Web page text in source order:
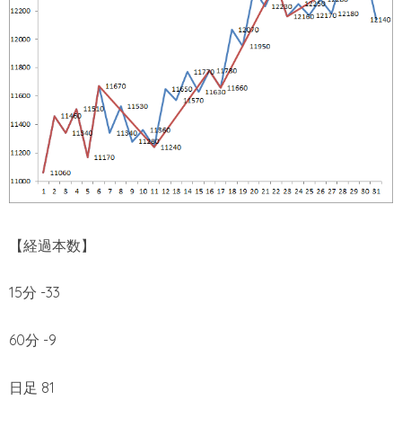
【経過本数】
15分 -33
60分 -9
日足 81